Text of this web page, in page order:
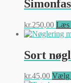
kr.250,00 Læs
Sort
kr.45,00 Vælg